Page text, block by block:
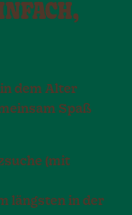
dem Alter
Spaß
(mit
längsten in der